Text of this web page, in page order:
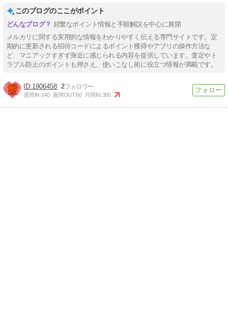
このブログのここがポイント
頻繁なポイント情報と手順解説を中心に展開
メルカリに関する実用的な情報をわかりやすく伝える専門サイトです。定
期的に更新される招待コードによるポイント獲得やアプリの操作方法な
ど、マニアックすぎず身近に感じられる内容を提供しています。査定やト
ラブル防止のポイントも押さえ、使いこなし術に役立つ情報が満載です。
1906458 2
週間IN:140 週間OUT:60 月間IN:390